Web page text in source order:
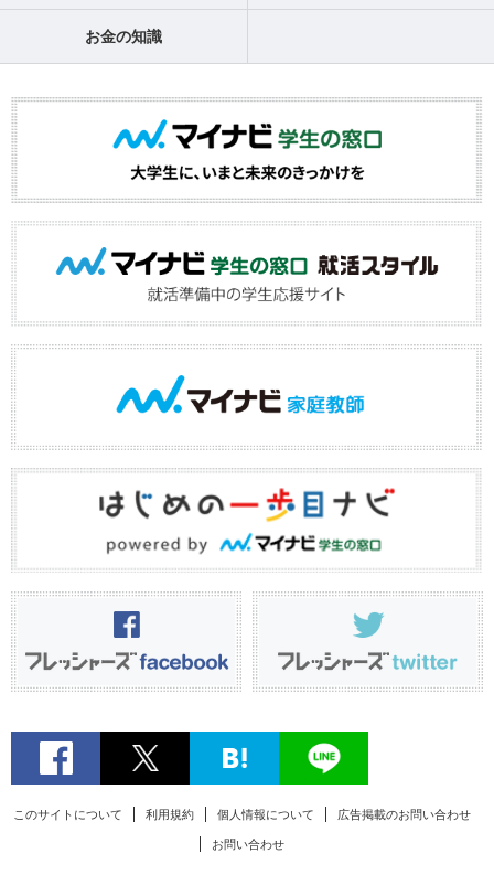
お金の知識
このサイトについて 利用規約 個人情報について 広告掲載のお問い合わせ
お問い合わせ